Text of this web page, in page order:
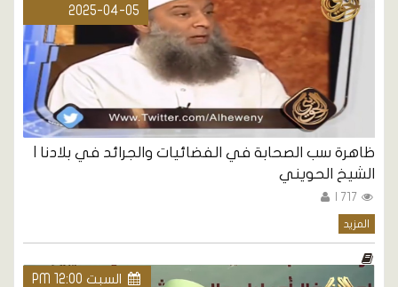
2025-04-05
ظاهرة سب الصحابة في الفضائيات والجرائد في بلادنا |
الشيخ الحويني
المزيد
السبت PM 12:00